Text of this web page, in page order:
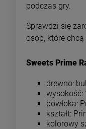
podczas gry.
Sprawdzi się
osób, które
Sweets Prime
drewno:
wysokość:
powłoka:
kształt:
kolorowy